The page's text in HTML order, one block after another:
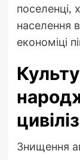
поселенці,
населення
економіці
Знищення